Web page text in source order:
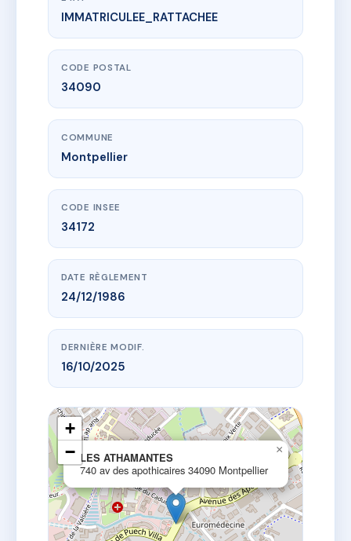
www.vme.plus/AA8964231
LES ATHAMANTES
740 av des apothicaires
IMMATRICULEE_RATTACHEE
CODE POSTAL
34090
COMMUNE
Montpellier
CODE INSEE
34172
DATE RÈGLEMENT
24/12/1986
DERNIÈRE MODIF.
16/10/2025
LES ATHAMANTES
740 av des apothicaires 34090 Montpellier
×
+
−